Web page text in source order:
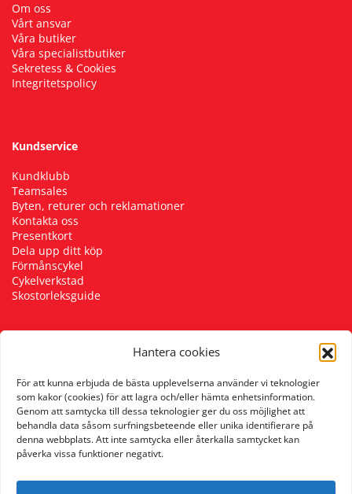
Hantera cookies
För att kunna erbjuda de bästa upplevelserna använder vi teknologier
som kakor (cookies) för att lagra och/eller hämta enhetsinformation.
Genom att samtycka till dessa teknologier ger du oss möjlighet att
behandla data såsom surfningsbeteende eller unika identifierare på
denna webbplats. Att inte samtycka eller återkalla samtycket kan
påverka vissa funktioner negativt.
Om oss
Vårt ansvar
Våra butiker
Våra specialistbutiker
Sekretess & Cookies
Integritetspolicy
Kundservice
Kundklubb
Teamsales
Byten, returer och reklamationer
Kontakta oss
Presentkort
Dela upp ditt köp
Förmånscykel
Cykelverkstad
Skostorleksguide